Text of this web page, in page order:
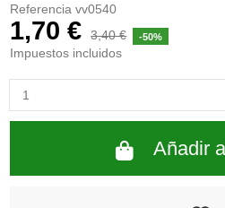
Referencia vv0540
1,70 € 3,40 € -50%
Impuestos incluidos
Añadir